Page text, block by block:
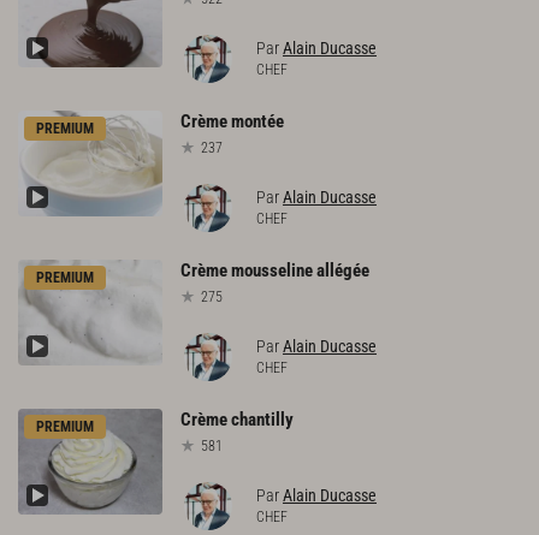
ParAlain Ducasse
CHEF
PREMIUM Crèmemontée
237
ParAlain Ducasse
CHEF
PREMIUM Crèmemousselineallégée
275
ParAlain Ducasse
CHEF
PREMIUM Crèmechantilly
581
ParAlain Ducasse
CHEF